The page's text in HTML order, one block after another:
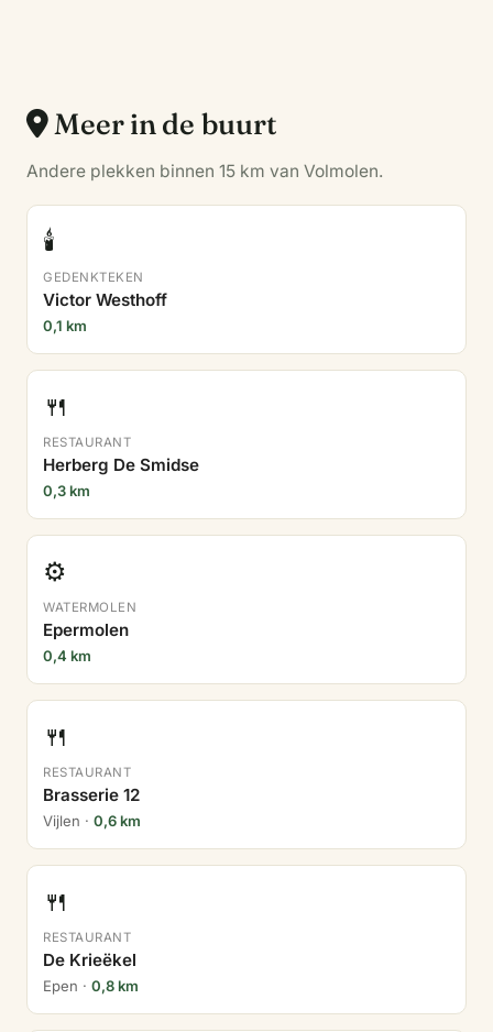
Meer in de buurt
Andere plekken binnen 15 km van Volmolen.
🕯️
GEDENKTEKEN
Victor Westhoff
0,1 km
🍴
RESTAURANT
Herberg De Smidse
0,3 km
⚙️
WATERMOLEN
Epermolen
0,4 km
🍴
RESTAURANT
Brasserie 12
Vijlen · 0,6 km
🍴
RESTAURANT
De Krieëkel
Epen · 0,8 km